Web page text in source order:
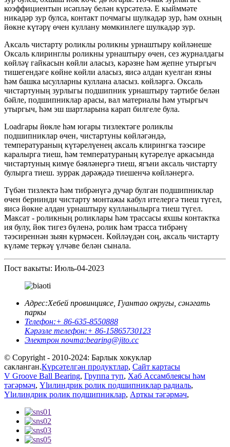
коэффициентын исәпләү белән күрсәтелә. E кыйммәте
никадәр зур булса, контакт почмагы шулкадәр зур, һәм охның
йөкне күтәрү өчен куллану мөмкинлеге шулкадәр зур.
Аксаль чистарту роликлы роликны урнаштыру көйләнеше
Оксаль клиринглы роликны урнаштыру өчен, сез журналдагы
көйләү гайкасын көйли аласыз, кәрәзне һәм җепне утыргыч
тишегендәге көйне көйли аласыз, яисә алдан куелган язны
һәм башка ысулларны куллана аласыз. көйләргә. Оксаль
чистартуның зурлыгы подшипник урнаштыру тәртибе белән
бәйле, подшипниклар арасы, вал материалы һәм утыргыч
утыргыч, һәм эш шартларына карап билгеле була.
Loadгары йөкле һәм югары тизлектәге роликлы
подшипниклар өчен, чистартуны көйләгәндә,
температураның күтәрелүенең аксаль клирингка тәэсире
каралырга тиеш, һәм температураның күтәрелүе аркасында
чистартуның кимүе бәяләнергә тиеш, ягъни аксаль чистарту
булырга тиеш. зуррак дәрәҗәдә тиешенчә көйләнергә.
Түбән тизлектә һәм тибрәнүгә дучар булган подшипниклар
өчен бернинди чистарту монтажы кабул ителергә тиеш түгел,
яисә йөкне алдан урнаштыру кулланылырга тиеш түгел.
Максат - роликның роликлары һәм трассасы яхшы контактка
ия ​​булу, йөк тигез бүленә, ролик һәм трасса тибрәнү
тәэсиреннән зыян күрмәсен. Көйләүдән соң, аксаль чистарту
күләме теркәү үлчәве белән сынала.
Пост вакыты: Июль-04-2023
Адрес:Хебей провинциясе, Гуантао округы, сәнәгать
паркы
Телефон:+ 86-635-8550888
Кәрәзле телефон:+ 86-15865730123
Электрон почта:bearing@jito.cc
© Copyright - 2010-2024: Барлык хокуклар
сакланган.Күрсәтелгән продуктлар, Сайт картасы
V Groove Ball Bearing, Группа туп, Хаб Ассамблеясы һәм
тәгәрмәч, Ylилиндрик ролик подшипниклар радиаль,
Ylилиндрик ролик подшипниклар, Арткы тәгәрмәч,